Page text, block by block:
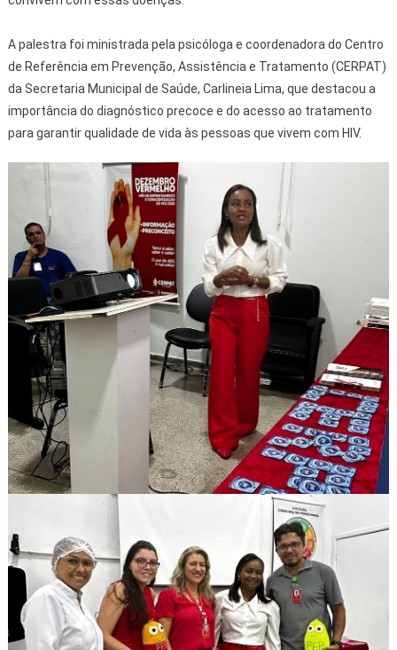
A palestra foi ministrada pela psicóloga e coordenadora do Centro
de Referência em Prevenção, Assistência e Tratamento (CERPAT)
da Secretaria Municipal de Saúde, Carlineia Lima, que destacou a
importância do diagnóstico precoce e do acesso ao tratamento
para garantir qualidade de vida às pessoas que vivem com HIV.